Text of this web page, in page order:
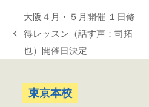
previous
post:
大阪４月・５月開催 １日修
得レッスン（話す声：司拓
也）開催日決定
東京本校